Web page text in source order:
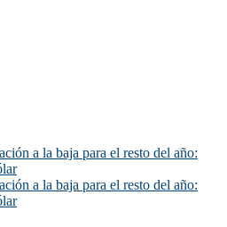
a la baja para el resto del año:
a la baja para el resto del año: